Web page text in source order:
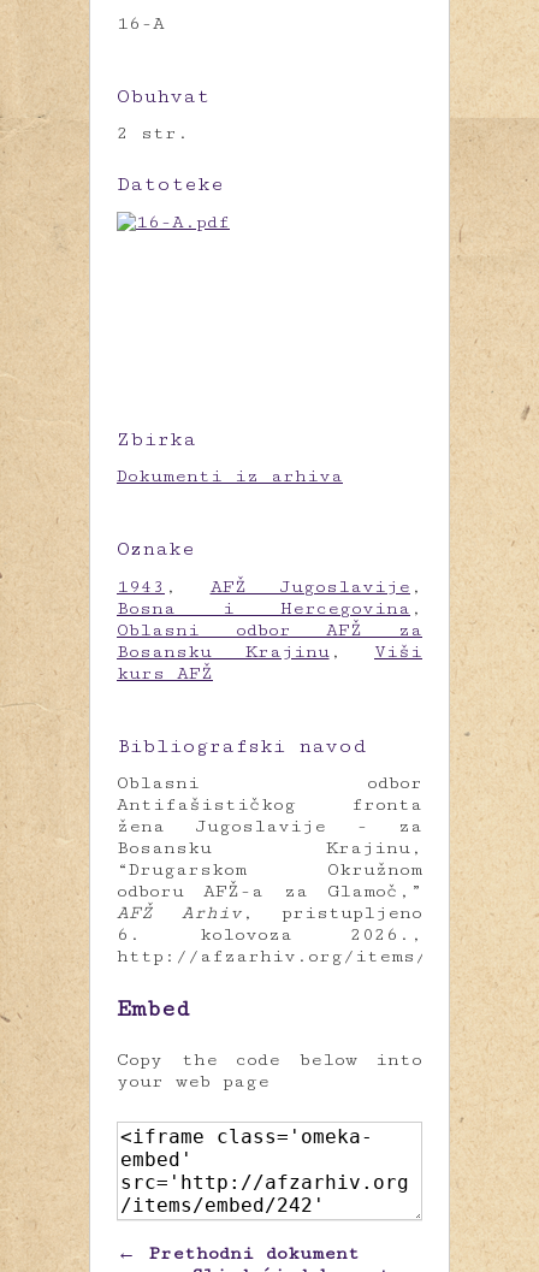
16-A
Obuhvat
2 str.
Datoteke
Zbirka
Dokumenti iz arhiva
Oznake
1943 , AFŽ Jugoslavije ,
Bosna i Hercegovina ,
Oblasni odbor AFŽ za
Bosansku Krajinu, Viši
kurs AFŽ
Bibliografski navod
Oblasni odbor
Antifašističkog fronta
žena Jugoslavije - za
Bosansku Krajinu,
“Drugarskom Okružnom
odboru AFŽ-a za Glamoč,”
AFŽ Arhiv, pristupljeno
6. kolovoza 2026.,
http://afzarhiv.org/items/show/242
.
Embed
Copy the code below into
your web page
← Prethodni dokument